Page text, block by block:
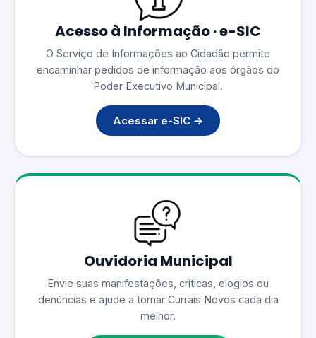
Acesso à Informação · e-SIC
O Serviço de Informações ao Cidadão permite
encaminhar pedidos de informação aos órgãos do
Poder Executivo Municipal.
Acessar e-SIC →
Ouvidoria Municipal
Envie suas manifestações, críticas, elogios ou
denúncias e ajude a tornar Currais Novos cada dia
melhor.